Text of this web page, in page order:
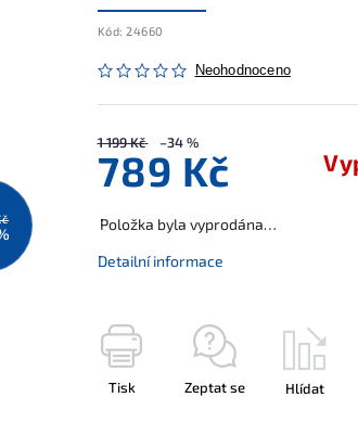
Kód: 24660
Neohodnoceno
1 199 Kč –34 %
789 Kč
Položka byla vyprodána…
Detailní informace
Tisk Zeptat se Hlídat